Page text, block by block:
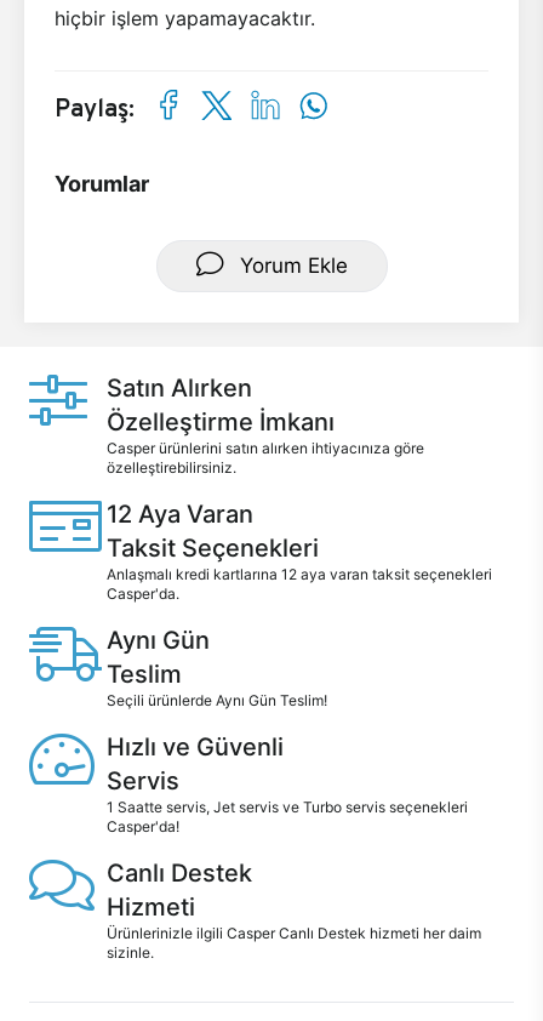
hiçbir işlem yapamayacaktır.
Paylaş:
Yorumlar
Yorum Ekle
Satın Alırken
Özelleştirme İmkanı
Casper ürünlerini satın alırken ihtiyacınıza göre
özelleştirebilirsiniz.
12 Aya Varan
Taksit Seçenekleri
Anlaşmalı kredi kartlarına 12 aya varan taksit seçenekleri
Casper'da.
Aynı Gün
Teslim
Seçili ürünlerde Aynı Gün Teslim!
Hızlı ve Güvenli
Servis
1 Saatte servis, Jet servis ve Turbo servis seçenekleri
Casper'da!
Canlı Destek
Hizmeti
Ürünlerinizle ilgili Casper Canlı Destek hizmeti her daim
sizinle.